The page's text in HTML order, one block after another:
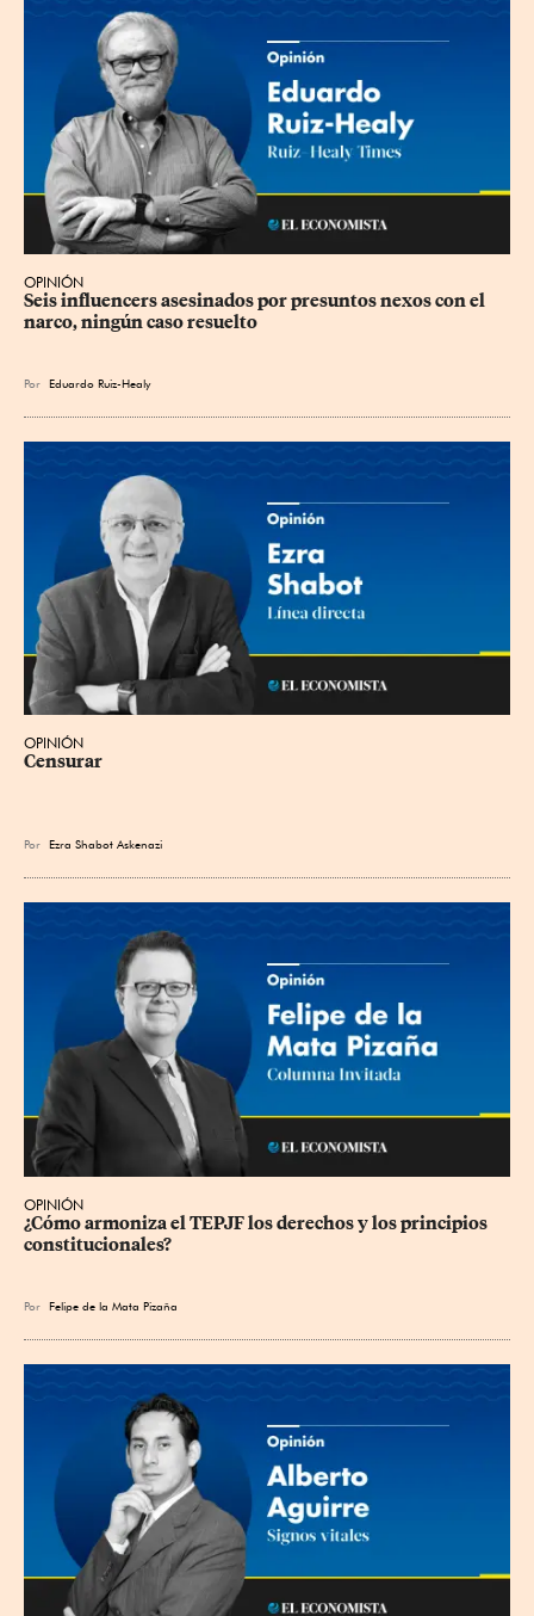
OPINIÓN
Seis influencers asesinados por presuntos nexos con el
narco, ningún caso resuelto
Por Eduardo Ruiz-Healy
OPINIÓN
Censurar
Por Ezra Shabot Askenazi
OPINIÓN
¿Cómo armoniza el TEPJF los derechos y los principios
constitucionales?
Por Felipe de la Mata Pizaña